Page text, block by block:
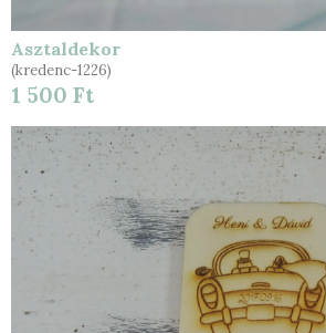
Asztaldekor
(kredenc-1226)
1 500 Ft